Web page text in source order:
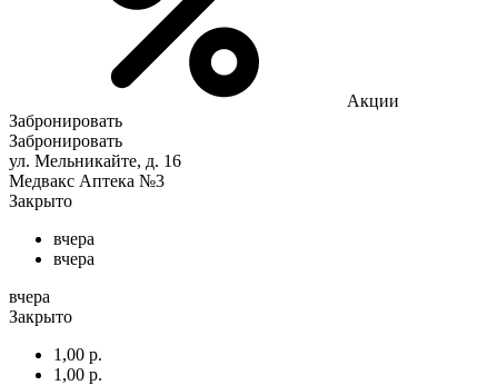
Акции
Забронировать
Забронировать
ул. Мельникайте, д. 16
Медвакс Аптека №3
Закрыто
вчера
вчера
вчера
Закрыто
1,00 р.
1,00 р.